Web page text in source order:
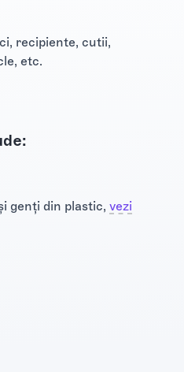
recipiente, cutii,
etc.
genți din plastic, vezi